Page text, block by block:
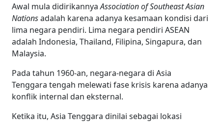
Awal mula didirikannyaAssociation of Southeast Asian
Nationsadalah karena adanya kesamaan kondisi dari
lima negara pendiri. Lima negara pendiri ASEAN
adalah Indonesia, Thailand, Filipina, Singapura, dan
Malaysia.
Pada tahun 1960-an, negara-negara di Asia
Tenggara tengah melewati fase krisis karena adanya
konflik internal dan eksternal.
Ketika itu, Asia Tenggara dinilai sebagai lokasi